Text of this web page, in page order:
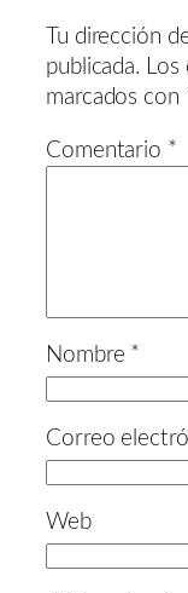
Tu dirección
publicada. Los
marcados con
Comentario *
Nombre *
Correo
Web